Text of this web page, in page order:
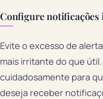
Configure notificações
Evite o excesso de
mais irritante do que
cuidadosamente para
deseja receber